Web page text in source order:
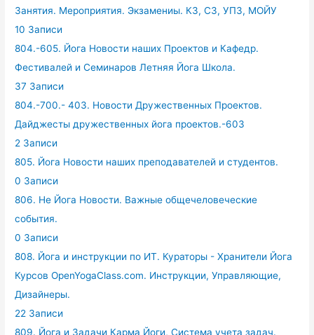
Занятия. Мероприятия. Экзамениы. КЗ, СЗ, УПЗ, МОЙУ
10 Записи
804.-605. Йога Новости наших Проектов и Кафедр.
Фестивалей и Семинаров Летняя Йога Школа.
37 Записи
804.-700.- 403. Новости Дружественных Проектов.
Дайджесты дружественных йога проектов.-603
2 Записи
805. Йога Новости наших преподавателей и студентов.
0 Записи
806. Не Йога Новости. Важные общечеловеческие
события.
0 Записи
808. Йога и инструкции по ИТ. Кураторы - Хранители Йога
Курсов OpenYogaClass.com. Инструкции, Управляющие,
Дизайнеры.
22 Записи
809. Йога и Задачи Карма Йоги, Система учета задач.